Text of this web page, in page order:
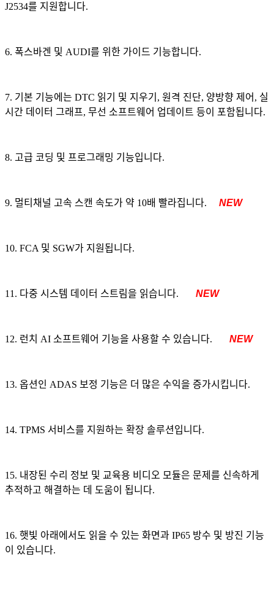
J2534를 지원합니다.
6. 폭스바겐 및 AUDI를 위한 가이드 기능합니다.
7. 기본 기능에는 DTC 읽기 및 지우기, 원격 진단, 양방향 제어, 실
시간 데이터 그래프, 무선 소프트웨어 업데이트 등이 포함됩니다.
8. 고급 코딩 및 프로그래밍 기능입니다.
9. 멀티채널 고속 스캔 속도가 약 10배 빨라집니다. NEW
10. FCA 및 SGW가 지원됩니다.
11. 다중 시스템 데이터 스트림을 읽습니다. NEW
12. 런치 AI 소프트웨어 기능을 사용할 수 있습니다. NEW
13. 옵션인 ADAS 보정 기능은 더 많은 수익을 증가시킵니다.
14. TPMS 서비스를 지원하는 확장 솔루션입니다.
15. 내장된 수리 정보 및 교육용 비디오 모듈은 문제를 신속하게
추적하고 해결하는 데 도움이 됩니다.
16. 햇빛 아래에서도 읽을 수 있는 화면과 IP65 방수 및 방진 기능
이 있습니다.